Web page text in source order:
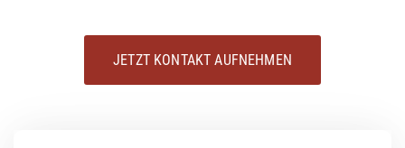
JETZT KONTAKT AUFNEHMEN